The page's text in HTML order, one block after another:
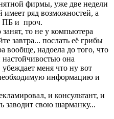
фирмы, уже две недели
имеет ряд возможностей, а
ПБ и проч.
занят, то не у компьютера
завтра... послать её грибы
вообще, надоела до того, что
она
меня что ну вот
информацию и
и консультант, и
заводит свою шарманку...